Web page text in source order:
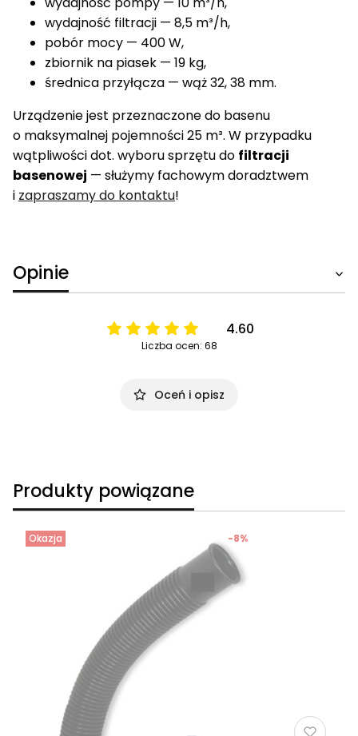
wydajność filtracji — 8,5 m³/h,
pobór mocy — 400 W,
zbiornik na piasek — 19 kg,
średnica przyłącza — wąż 32, 38 mm.
Urządzenie jest przeznaczone do basenu
o maksymalnej pojemności 25 m³. W przypadku
wątpliwości dot. wyboru sprzętu do filtracji
basenowej — służymy fachowym doradztwem
i zapraszamy do kontaktu!
Opinie
4.60
Liczba ocen: 68
Oceń i opisz
Produkty powiązane
Okazja -8%